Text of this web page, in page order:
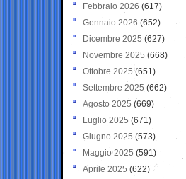
Febbraio 2026 (617)
Gennaio 2026 (652)
Dicembre 2025 (627)
Novembre 2025 (668)
Ottobre 2025 (651)
Settembre 2025 (662)
Agosto 2025 (669)
Luglio 2025 (671)
Giugno 2025 (573)
Maggio 2025 (591)
Aprile 2025 (622)